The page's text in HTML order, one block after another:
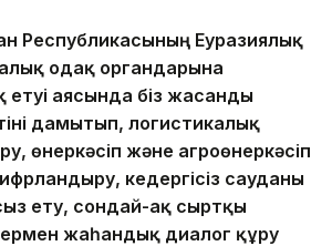
Республикасының Еуразиялық
одақ органдарына
етуі аясында біз жасанды
дамытып, логистикалық
өнеркәсіп және агроөнеркәсіп
кедергісіз сауданы
ету, сондай-ақ сыртқы
жаһандық диалог құру